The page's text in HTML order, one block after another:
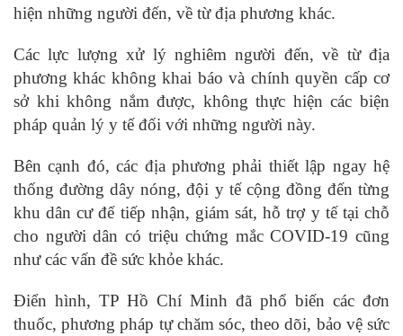
hiện những người đến, về từ địa phương khác.
Các lực lượng xử lý nghiêm người đến, về từ địa
phương khác không khai báo và chính quyền cấp cơ
sở khi không nắm được, không thực hiện các biện
pháp quản lý y tế đối với những người này.
Bên cạnh đó, các địa phương phải thiết lập ngay hệ
thống đường dây nóng, đội y tế cộng đồng đến từng
khu dân cư để tiếp nhận, giám sát, hỗ trợ y tế tại chỗ
cho người dân có triệu chứng mắc COVID-19 cũng
như các vấn đề sức khỏe khác.
Điển hình, TP Hồ Chí Minh đã phổ biến các đơn
thuốc, phương pháp tự chăm sóc, theo dõi, bảo vệ sức